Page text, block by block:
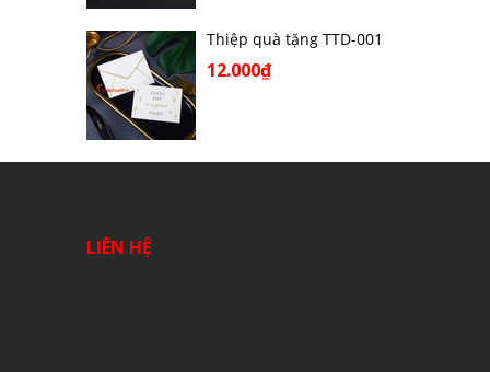
Thiệp quà tặng TTD-001
12.000₫
LIÊN HỆ